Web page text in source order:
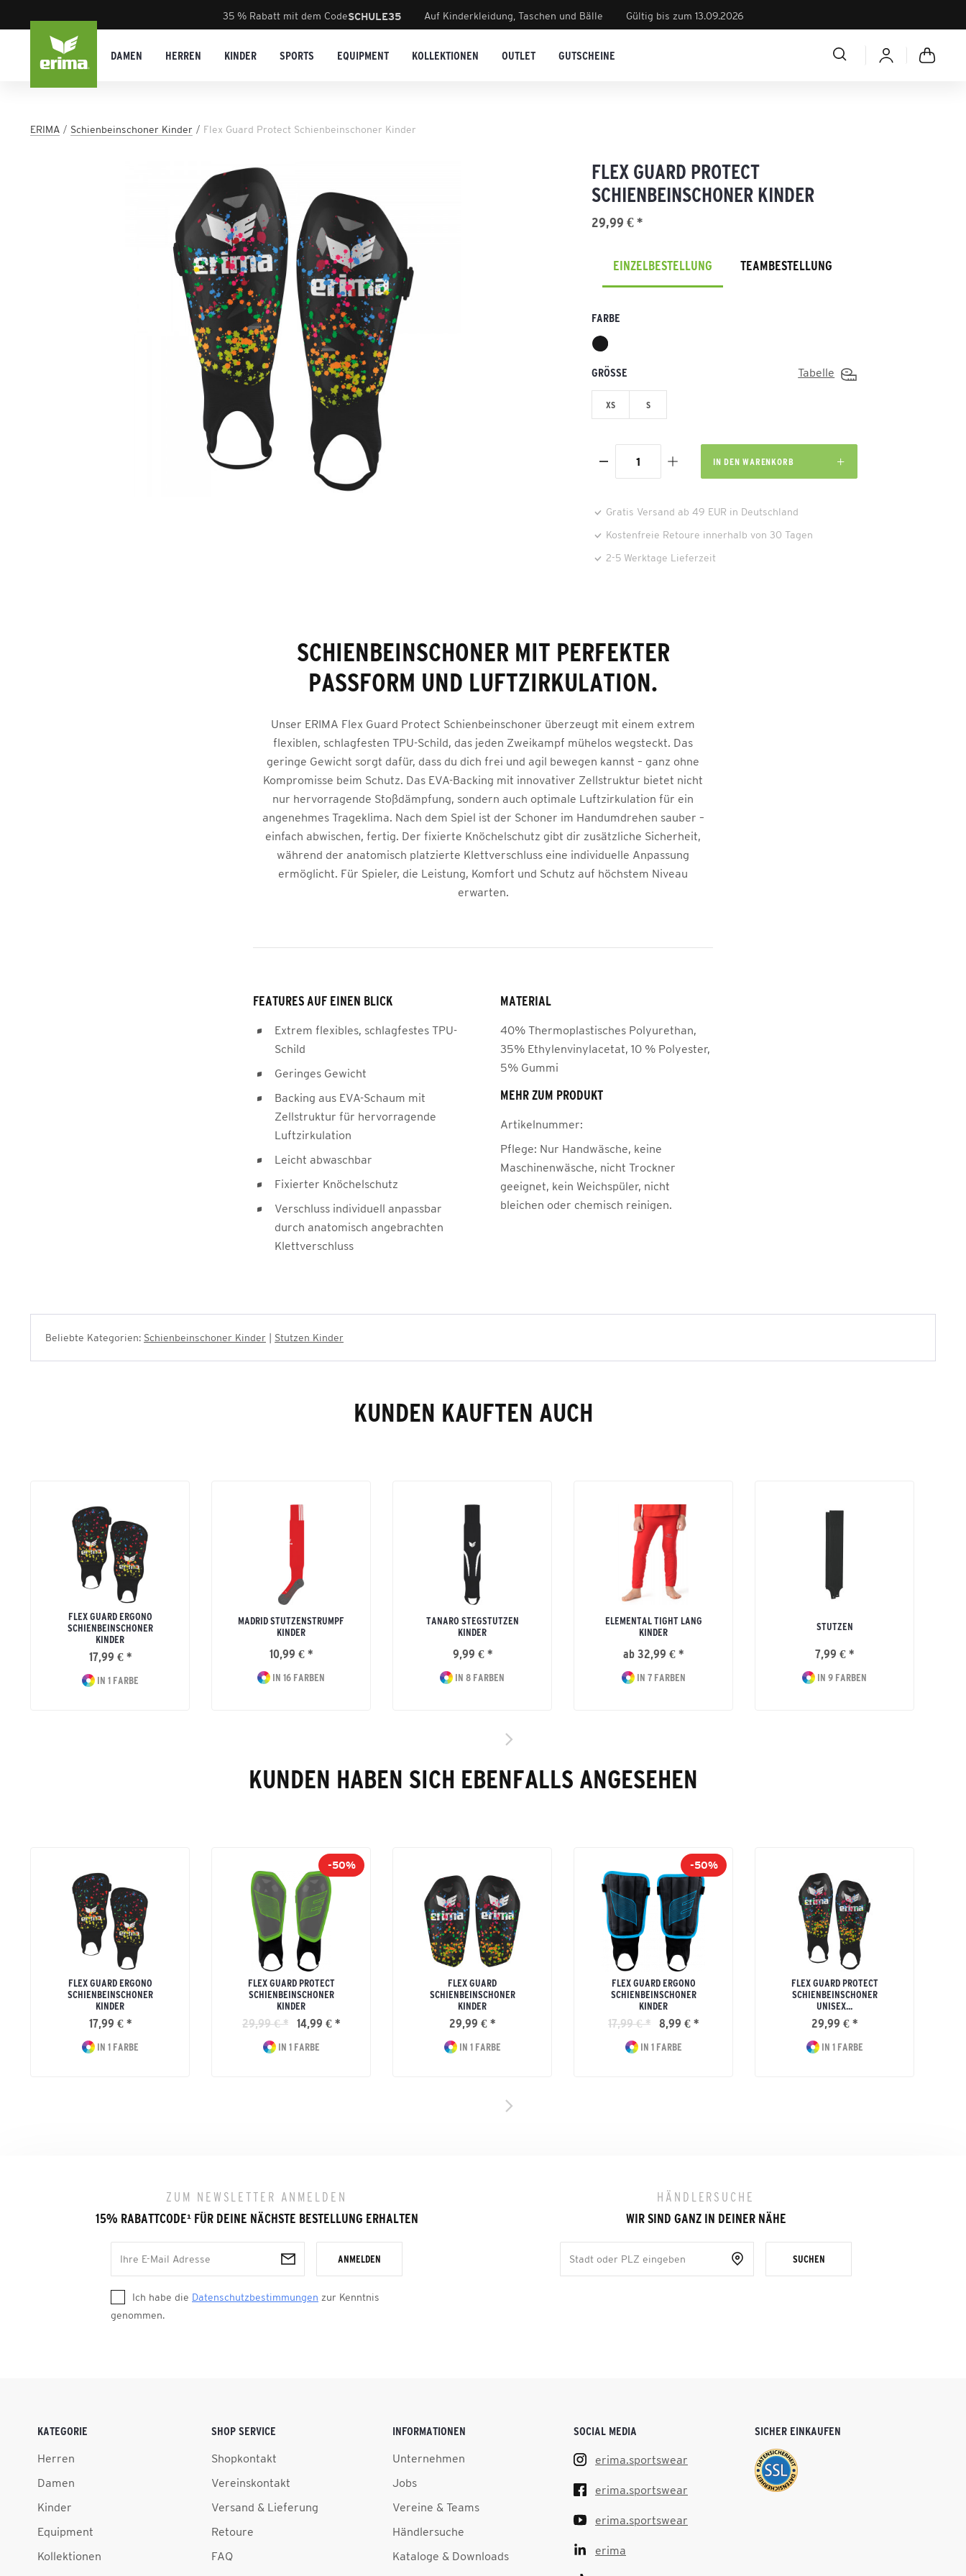
35 % Rabatt mit dem CodeSCHULE35 Auf Kinderkleidung, Taschen und Bälle Gültig bis zum 13.09.2026
DAMEN HERREN KINDER SPORTS EQUIPMENT KOLLEKTIONEN OUTLET GUTSCHEINE
ERIMA Schienbeinschoner Kinder Flex Guard Protect Schienbeinschoner Kinder
FLEX GUARD PROTECT
SCHIENBEINSCHONER KINDER
29,99 € *
EINZELBESTELLUNG TEAMBESTELLUNG
FARBE
GRÖSSE Tabelle
XS S
IN DEN WARENKORB
Gratis Versand ab 49 EUR in Deutschland
Kostenfreie Retoure innerhalb von 30 Tagen
2-5 Werktage Lieferzeit
SCHIENBEINSCHONER MIT PERFEKTER
PASSFORM UND LUFTZIRKULATION.
Unser ERIMA Flex Guard Protect Schienbeinschoner überzeugt mit einem extrem
flexiblen, schlagfesten TPU-Schild, das jeden Zweikampf mühelos wegsteckt. Das
geringe Gewicht sorgt dafür, dass du dich frei und agil bewegen kannst – ganz ohne
Kompromisse beim Schutz. Das EVA-Backing mit innovativer Zellstruktur bietet nicht
nur hervorragende Stoßdämpfung, sondern auch optimale Luftzirkulation für ein
angenehmes Trageklima. Nach dem Spiel ist der Schoner im Handumdrehen sauber –
einfach abwischen, fertig. Der fixierte Knöchelschutz gibt dir zusätzliche Sicherheit,
während der anatomisch platzierte Klettverschluss eine individuelle Anpassung
ermöglicht. Für Spieler, die Leistung, Komfort und Schutz auf höchstem Niveau
erwarten.
FEATURES AUF EINEN BLICK
Extrem flexibles, schlagfestes TPU-
Schild
Geringes Gewicht
Backing aus EVA-Schaum mit
Zellstruktur für hervorragende
Luftzirkulation
Leicht abwaschbar
Fixierter Knöchelschutz
Verschluss individuell anpassbar
durch anatomisch angebrachten
Klettverschluss
MATERIAL
40% Thermoplastisches Polyurethan,
35% Ethylenvinylacetat, 10 % Polyester,
5% Gummi
MEHR ZUM PRODUKT
Artikelnummer:
Pflege: Nur Handwäsche, keine
Maschinenwäsche, nicht Trockner
geeignet, kein Weichspüler, nicht
bleichen oder chemisch reinigen.
Beliebte Kategorien: Schienbeinschoner Kinder Stutzen Kinder
KUNDEN KAUFTEN AUCH
FLEX GUARD ERGONO
SCHIENBEINSCHONER
KINDER
17,99 € *
IN 1 FARBE
MADRID STUTZENSTRUMPF
KINDER
10,99 € *
IN 16 FARBEN
TANARO STEGSTUTZEN
KINDER
9,99 € *
IN 8 FARBEN
ELEMENTAL TIGHT LANG
KINDER
ab 32,99 € *
IN 7 FARBEN
STUTZEN
7,99 € *
IN 9 FARBEN
KUNDEN HABEN SICH EBENFALLS ANGESEHEN
FLEX GUARD ERGONO
SCHIENBEINSCHONER
KINDER
17,99 € *
IN 1 FARBE
-50%
FLEX GUARD PROTECT
SCHIENBEINSCHONER
KINDER
29,99 € * 14,99 € *
IN 1 FARBE
FLEX GUARD
SCHIENBEINSCHONER
KINDER
29,99 € *
IN 1 FARBE
-50%
FLEX GUARD ERGONO
SCHIENBEINSCHONER
KINDER
17,99 € * 8,99 € *
IN 1 FARBE
FLEX GUARD PROTECT
SCHIENBEINSCHONER
UNISEX...
29,99 € *
IN 1 FARBE
ZUM NEWSLETTER ANMELDEN
15% RABATTCODE¹FÜR DEINE NÄCHSTE BESTELLUNG ERHALTEN
ANMELDEN
Ich habe die Datenschutzbestimmungen zur Kenntnis
genommen.
HÄNDLERSUCHE
WIR SIND GANZ IN DEINER NÄHE
SUCHEN
KATEGORIE
Herren
Damen
Kinder
Equipment
Kollektionen
SHOP SERVICE
Shopkontakt
Vereinskontakt
Versand & Lieferung
Retoure
FAQ
INFORMATIONEN
Unternehmen
Jobs
Vereine & Teams
Händlersuche
Kataloge & Downloads
SOCIAL MEDIA
erima.sportswear
erima.sportswear
erima.sportswear
erima
SICHER EINKAUFEN